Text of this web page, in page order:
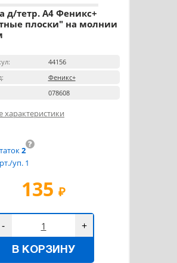
д/тетр. А4 Феникс+
плоски" на молнии
44156
Феникс+
078608
характеристики
135 ₽
?
2
уп. 1
- +
В КОРЗИНУ